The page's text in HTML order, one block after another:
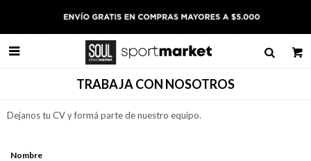

TRABAJA CON NOSOTROS
Dejanos tu CV y formá parte de nuestro equipo.
Nombre